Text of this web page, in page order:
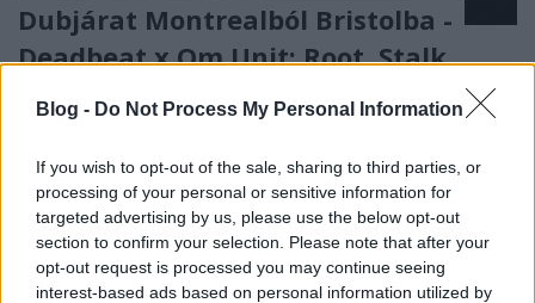
Blog - Do Not Process My Personal Information
If you wish to opt-out of the sale, sharing to third parties, or
processing of your personal or sensitive information for
targeted advertising by us, please use the below opt-out
section to confirm your selection. Please note that after your
opt-out request is processed you may continue seeing
interest-based ads based on personal information utilized by
Dubjárat Montrealból Bristolba -
Deadbeat x Om Unit: Root, Stalk,
Leaf and Bloom (lemezkritika)
Megszokott, de jó zenék az irányzat két nagyjától. Ez
a kritika először a Recorder magazin 90. számában
jelent meg.